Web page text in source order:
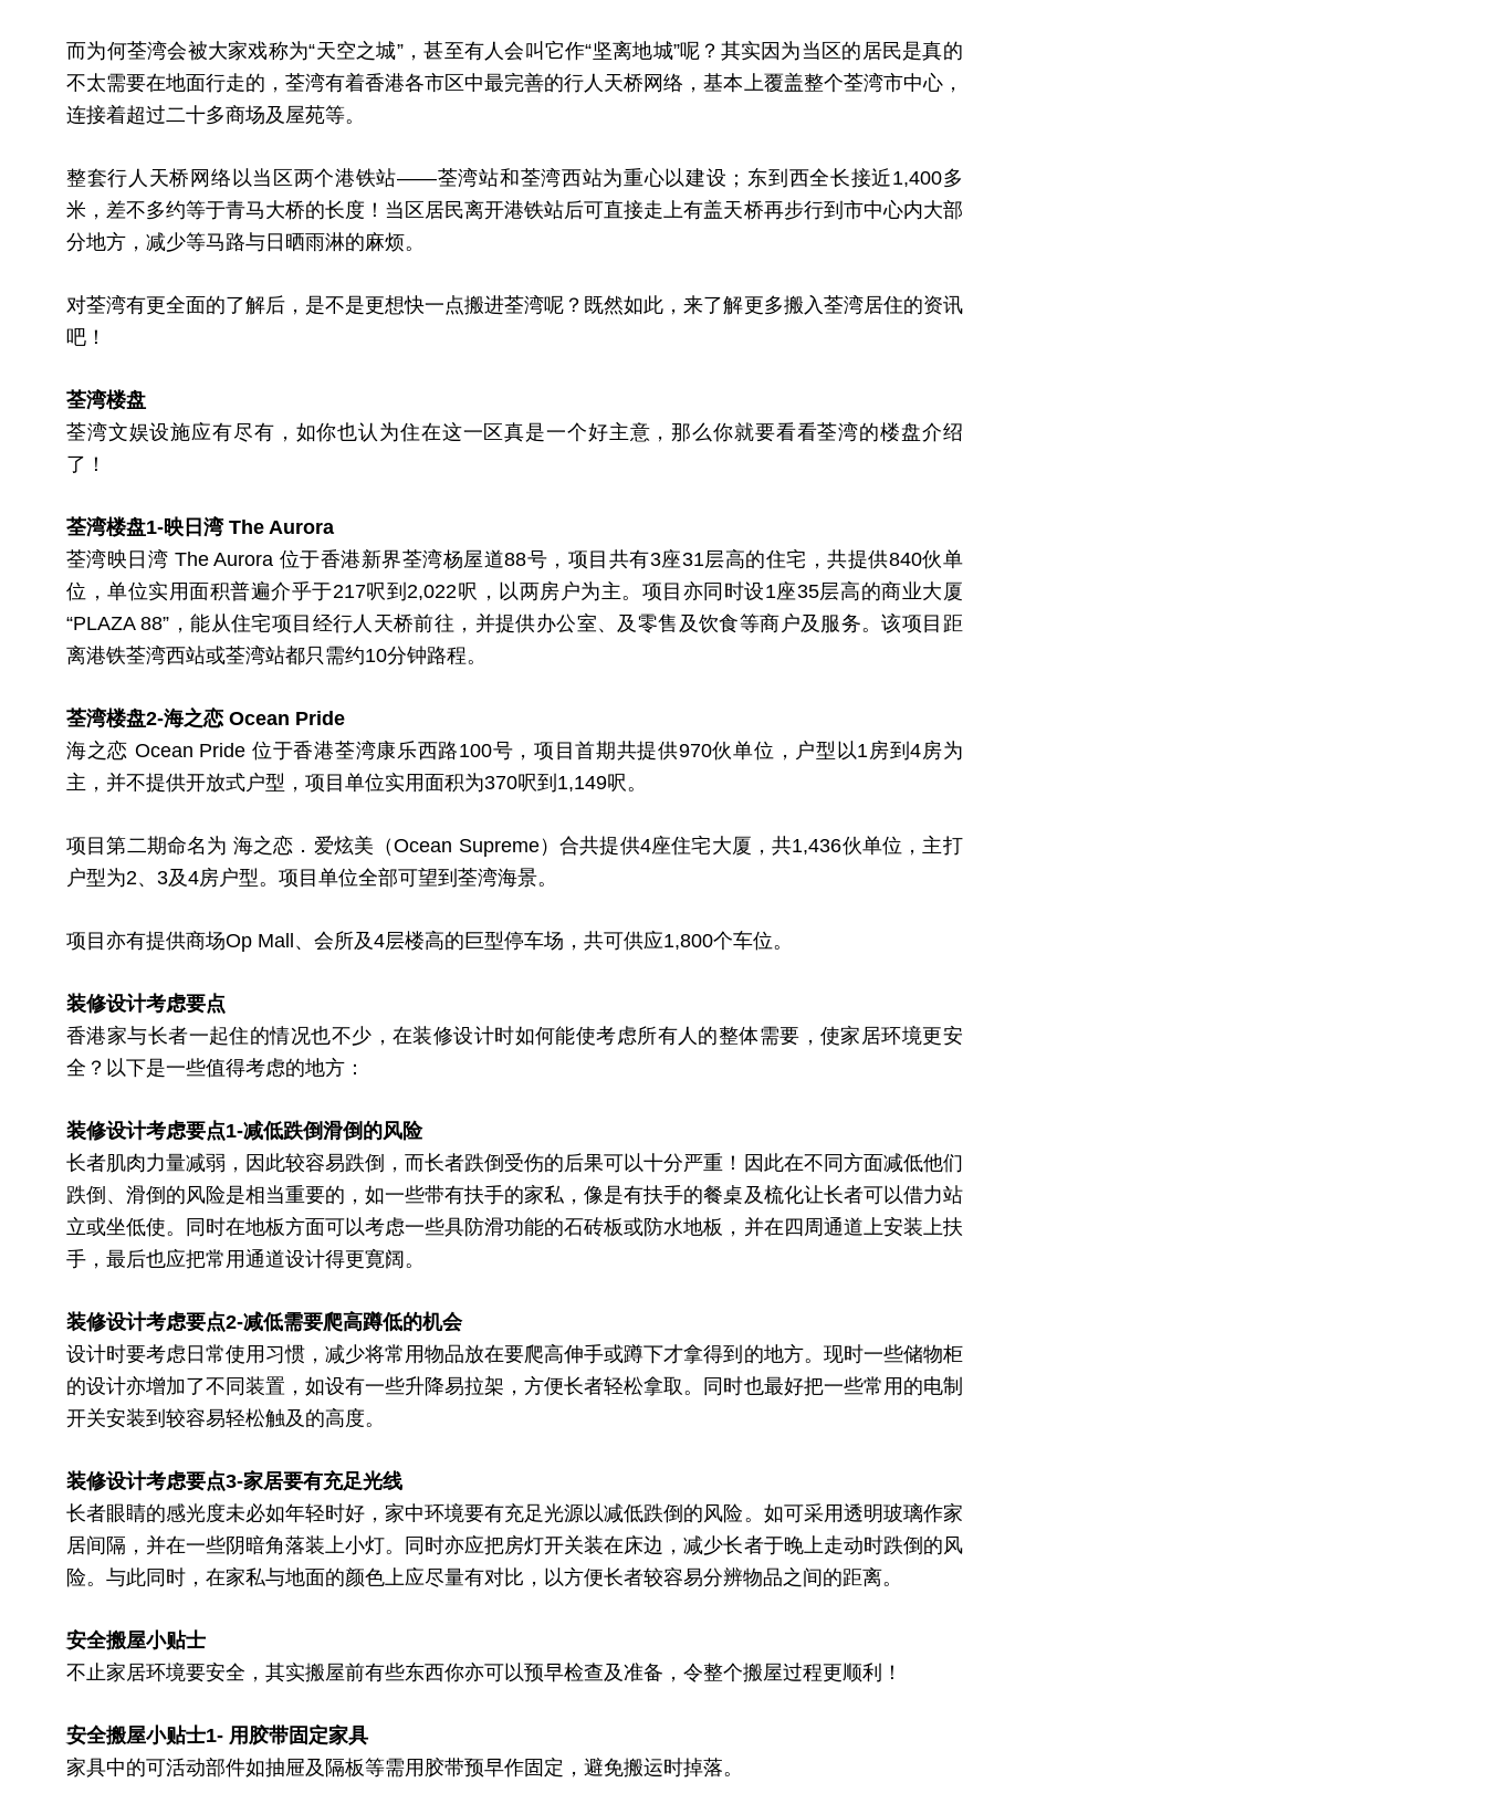
而为何荃湾会被大家戏称为“天空之城”，甚至有人会叫它作“坚离地城”呢？其实因为当区的居民是真的
不太需要在地面行走的，荃湾有着香港各市区中最完善的行人天桥网络，基本上覆盖整个荃湾市中心，
连接着超过二十多商场及屋苑等。
整套行人天桥网络以当区两个港铁站——荃湾站和荃湾西站为重心以建设；东到西全长接近1,400多
米，差不多约等于青马大桥的长度！当区居民离开港铁站后可直接走上有盖天桥再步行到市中心内大部
分地方，减少等马路与日晒雨淋的麻烦。
对荃湾有更全面的了解后，是不是更想快一点搬进荃湾呢？既然如此，来了解更多搬入荃湾居住的资讯
吧！
荃湾楼盘
荃湾文娱设施应有尽有，如你也认为住在这一区真是一个好主意，那么你就要看看荃湾的楼盘介绍
了！
荃湾楼盘1-映日湾 The Aurora
荃湾映日湾 The Aurora 位于香港新界荃湾杨屋道88号，项目共有3座31层高的住宅，共提供840伙单
位，单位实用面积普遍介乎于217呎到2,022呎，以两房户为主。项目亦同时设1座35层高的商业大厦
“PLAZA 88”，能从住宅项目经行人天桥前往，并提供办公室、及零售及饮食等商户及服务。该项目距
离港铁荃湾西站或荃湾站都只需约10分钟路程。
荃湾楼盘2-海之恋 Ocean Pride
海之恋 Ocean Pride 位于香港荃湾康乐西路100号，项目首期共提供970伙单位，户型以1房到4房为
主，并不提供开放式户型，项目单位实用面积为370呎到1,149呎。
项目第二期命名为 海之恋．爱炫美（Ocean Supreme）合共提供4座住宅大厦，共1,436伙单位，主打
户型为2、3及4房户型。项目单位全部可望到荃湾海景。
项目亦有提供商场Op Mall、会所及4层楼高的巨型停车场，共可供应1,800个车位。
装修设计考虑要点
香港家与长者一起住的情况也不少，在装修设计时如何能使考虑所有人的整体需要，使家居环境更安
全？以下是一些值得考虑的地方：
装修设计考虑要点1-减低跌倒滑倒的风险
长者肌肉力量减弱，因此较容易跌倒，而长者跌倒受伤的后果可以十分严重！因此在不同方面减低他们
跌倒、滑倒的风险是相当重要的，如一些带有扶手的家私，像是有扶手的餐桌及梳化让长者可以借力站
立或坐低使。同时在地板方面可以考虑一些具防滑功能的石砖板或防水地板，并在四周通道上安装上扶
手，最后也应把常用通道设计得更寛阔。
装修设计考虑要点2-减低需要爬高蹲低的机会
设计时要考虑日常使用习惯，减少将常用物品放在要爬高伸手或蹲下才拿得到的地方。现时一些储物柜
的设计亦增加了不同装置，如设有一些升降易拉架，方便长者轻松拿取。同时也最好把一些常用的电制
开关安装到较容易轻松触及的高度。
装修设计考虑要点3-家居要有充足光线
长者眼睛的感光度未必如年轻时好，家中环境要有充足光源以减低跌倒的风险。如可采用透明玻璃作家
居间隔，并在一些阴暗角落装上小灯。同时亦应把房灯开关装在床边，减少长者于晚上走动时跌倒的风
险。与此同时，在家私与地面的颜色上应尽量有对比，以方便长者较容易分辨物品之间的距离。
安全搬屋小贴士
不止家居环境要安全，其实搬屋前有些东西你亦可以预早检查及准备，令整个搬屋过程更顺利！
安全搬屋小贴士1- 用胶带固定家具
家具中的可活动部件如抽屉及隔板等需用胶带预早作固定，避免搬运时掉落。